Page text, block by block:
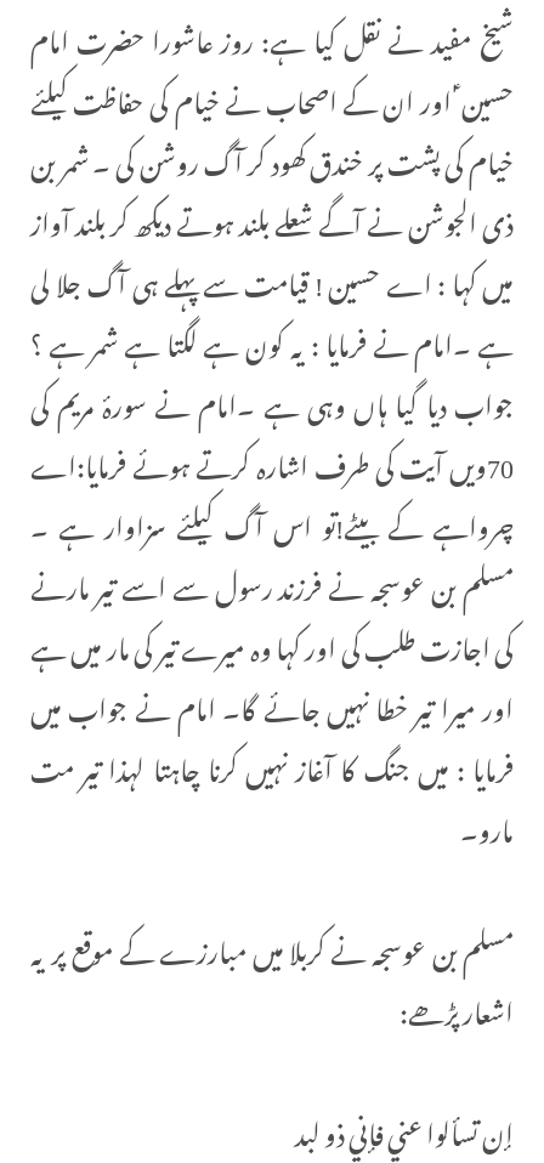
شیخ مفید نے نقل کیا ہے: روز عاشورا حضرت امام
حسین ؑ اور ان کے اصحاب نے خیام کی حفاظت کیلئے
خیام کی پشت پر خندق کھود کر آگ روشن کی ۔ شمر بن
ذی الجوشن نے آگے شعلے بلند ہوتے دیکھ کر بلند آواز
میں کہا : اے حسین ! قیامت سے پہلے ہی آگ جلا لی
ہے ۔امام نے فرمایا : یہ کون ہے لگتا ہے شمر ہے ؟
جواب دیا گیا ہاں وہی ہے ۔امام نے سورۂ مریم کی
70ویں آیت کی طرف اشارہ کرتے ہوئے فرمایا:اے
چرواہے کے بیٹے!تو اس آگ کیلئے سزاوار ہے ۔
مسلم بن عوسجہ نے فرزند رسول سے اسے تیر مارنے
کی اجازت طلب کی اور کہا وہ میرے تیر کی مار میں ہے
اور میرا تیر خطا نہیں جائے گا۔ امام نے جواب میں
فرمایا : میں جنگ کا آغاز نہیں کرنا چاہتا لہذا تیر مت
مارو۔
مسلم بن عوسجہ نے کربلا میں مبارزے کے موقع پر یہ
اشعار پڑھے:
إن تسألوا عني فإني ذو لبد